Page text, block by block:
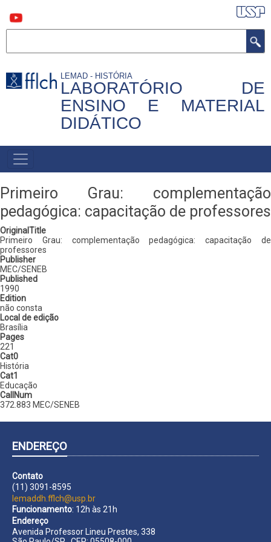
para
LEMAD - HISTÓRIA
LABORATÓRIO DE
ENSINO E MATERIAL
DIDÁTICO
MAIN
NAVIGATION
Primeiro Grau: complementação
pedagógica: capacitação de professores
OriginalTitle
Primeiro Grau: complementação pedagógica: capacitação de
professores
Publisher
MEC/SENEB
Published
1990
Edition
não consta
Local de edição
Brasília
Pages
221
Cat0
História
Cat1
Educação
CallNum
372.883 MEC/SENEB
ENDEREÇO
Contato
(11) 3091-8595
lemaddh.fflch@usp.br
Funcionamento: 12h às 21h
Endereço
Avenida Professor Lineu Prestes, 338